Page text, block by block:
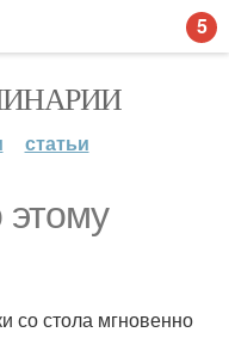
статьи
со стола мгновенно
5